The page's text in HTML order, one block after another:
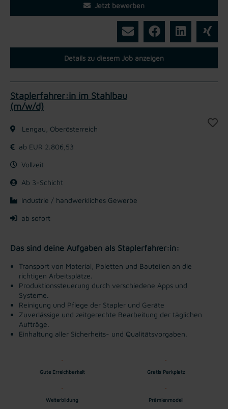
Jetzt bewerben
Details zu diesem Job anzeigen
Staplerfahrer:in im Stahlbau
(m/w/d)
Lengau, Oberösterreich
ab EUR 2.806,53
Vollzeit
Ab 3-Schicht
Industrie / handwerkliches Gewerbe
ab sofort
Das sind deine Aufgaben als Staplerfahrer:in:
Transport von Material, Paletten und Bauteilen an die
richtigen Arbeitsplätze.
Produktionssteuerung durch verschiedene Apps und
Systeme.
Reinigung und Pflege der Stapler und Geräte
Zuverlässige und zeitgerechte Bearbeitung der täglichen
Aufträge.
Einhaltung aller Sicherheits- und Qualitätsvorgaben.
Gute Erreichbarkeit Gratis Parkplatz
Weiterbildung Prämienmodell